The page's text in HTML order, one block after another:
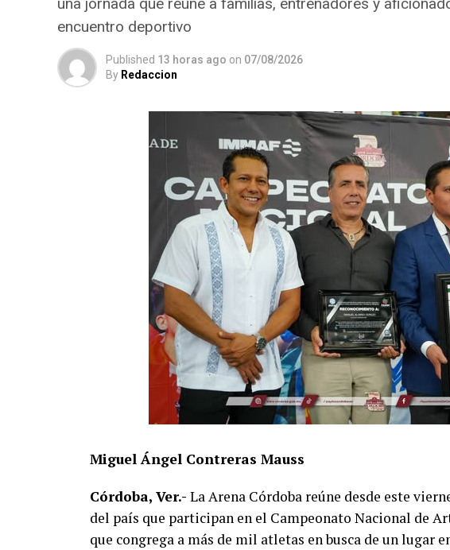
una jornada que reúne a familias, entrenadores y
encuentro deportivo
Published 13 horas ago on 07/08/2026
By Redaccion
Miguel Ángel Contreras Mauss
Córdoba, Ver.- La Arena Córdoba reúne desde este
del país que participan en el Campeonato Nacional de
que congrega a más de mil atletas en busca de un lugar